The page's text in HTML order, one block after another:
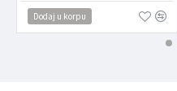
Dodaj u korpu